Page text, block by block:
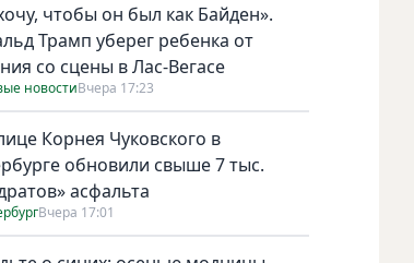
чтобы он был как Байден».
Трамп уберег ребенка от
со сцены в Лас-Вегасе
новостиВчера 17:23
Корнея Чуковского в
обновили свыше 7 тыс.
асфальта
Вчера 17:01